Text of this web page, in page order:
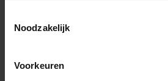
Noodzakelijk
Voorkeuren